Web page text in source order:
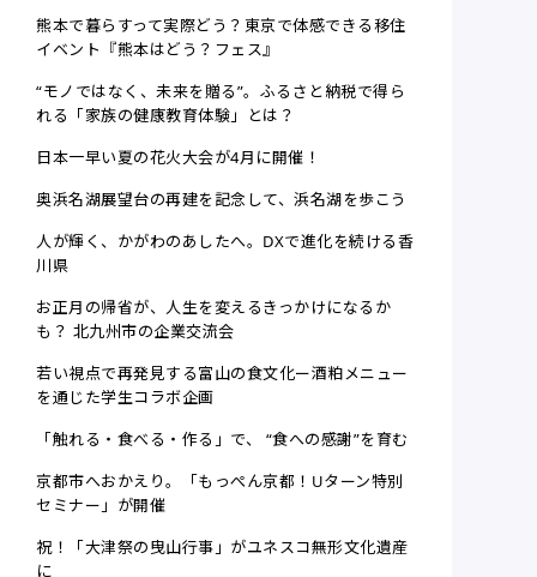
熊本で暮らすって実際どう？東京で体感できる移住
イベント『熊本はどう？フェス』
“モノではなく、未来を贈る”。ふるさと納税で得ら
れる「家族の健康教育体験」とは？
日本一早い夏の花火大会が4月に開催！
奥浜名湖展望台の再建を記念して、浜名湖を歩こう
人が輝く、かがわのあしたへ。DXで進化を続ける香
川県
お正月の帰省が、人生を変えるきっかけになるか
も？ 北九州市の企業交流会
若い視点で再発見する富山の食文化ー酒粕メニュー
を通じた学生コラボ企画
「触れる・食べる・作る」で、 “食への感謝”を育む
京都市へおかえり。「もっぺん京都！Uターン特別
セミナー」が開催
祝！「大津祭の曳山行事」がユネスコ無形文化遺産
に